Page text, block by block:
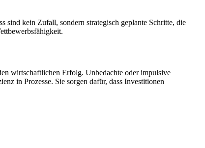
sind kein Zufall, sondern strategisch geplante Schritte, die
wirtschaftlichen Erfolg. Unbedachte oder impulsive
in Prozesse. Sie sorgen dafür, dass Investitionen